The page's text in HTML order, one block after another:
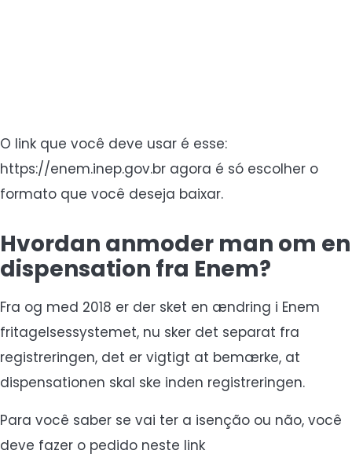
O link que você deve usar é esse:
https://enem.inep.gov.br agora é só escolher o
formato que você deseja baixar.
Hvordan anmoder man om en
dispensation fra Enem?
Fra og med 2018 er der sket en ændring i Enem
fritagelsessystemet, nu sker det separat fra
registreringen, det er vigtigt at bemærke, at
dispensationen skal ske inden registreringen.
Para você saber se vai ter a isenção ou não, você
deve fazer o pedido neste link